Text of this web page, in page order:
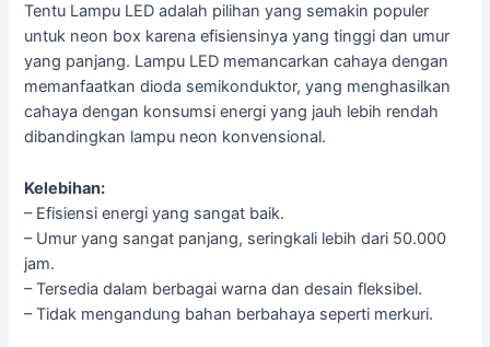
Tentu Lampu LED adalah pilihan yang semakin populer
untuk neon box karena efisiensinya yang tinggi dan umur
yang panjang. Lampu LED memancarkan cahaya dengan
memanfaatkan dioda semikonduktor, yang menghasilkan
cahaya dengan konsumsi energi yang jauh lebih rendah
dibandingkan lampu neon konvensional.
Kelebihan:
– Efisiensi energi yang sangat baik.
– Umur yang sangat panjang, seringkali lebih dari 50.000
jam.
– Tersedia dalam berbagai warna dan desain fleksibel.
– Tidak mengandung bahan berbahaya seperti merkuri.